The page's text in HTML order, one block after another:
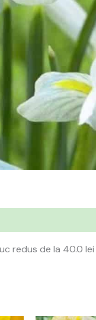
redus de la 40.0 lei